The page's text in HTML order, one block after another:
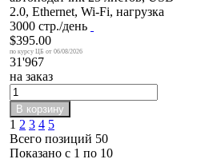
2.0, Ethernet, Wi-Fi, нагрузка
3000 стр./день
$395.00
06/08/2026
31'967
на заказ
В корзину
1 2 3 4 5
Всего позиций 50
Показано с 1 по 10